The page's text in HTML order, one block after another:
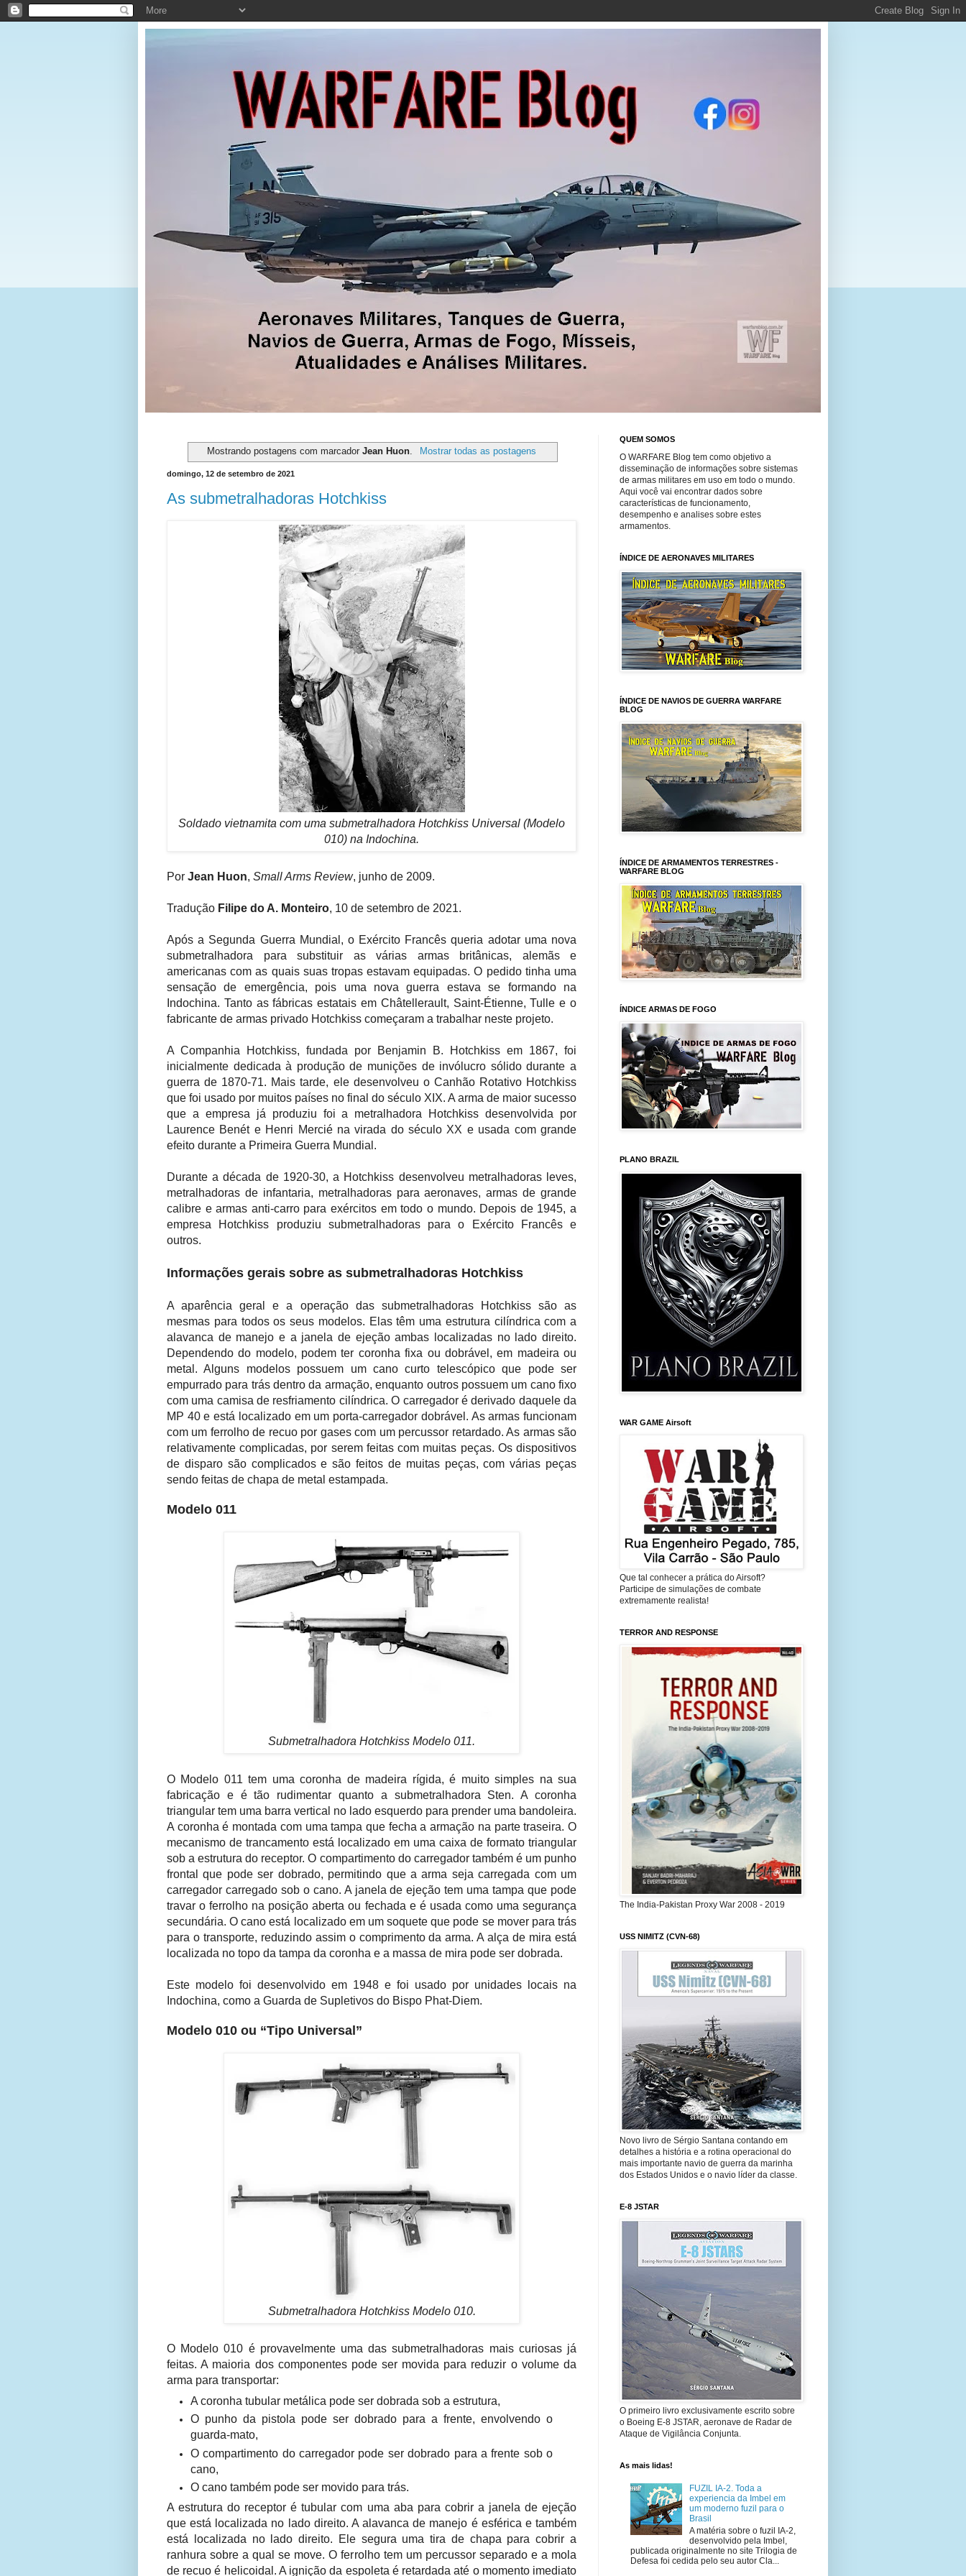
Mostrando postagens com marcadorJean Huon Mostrar todas as postagens
domingo, 12 de setembro de 2021
As submetralhadoras Hotchkiss
Soldado vietnamita com uma submetralhadora Hotchkiss Universal (Modelo
010) na Indochina.
Por Jean Huon, Small Arms Review, junho de 2009.
Tradução Filipe do A. Monteiro, 10 de setembro de 2021.
Após a Segunda Guerra Mundial, o Exército Francês queria adotar uma nova
submetralhadora para substituir as várias armas britânicas, alemãs e
americanas com as quais suas tropas estavam equipadas. O pedido tinha uma
sensação de emergência, pois uma nova guerra estava se formando na
Indochina. Tanto as fábricas estatais em Châtellerault, Saint-Étienne, Tulle e o
fabricante de armas privado Hotchkiss começaram a trabalhar neste projeto.
A Companhia Hotchkiss, fundada por Benjamin B. Hotchkiss em 1867, foi
inicialmente dedicada à produção de munições de invólucro sólido durante a
guerra de 1870-71. Mais tarde, ele desenvolveu o Canhão Rotativo Hotchkiss
que foi usado por muitos países no final do século XIX. A arma de maior sucesso
que a empresa já produziu foi a metralhadora Hotchkiss desenvolvida por
Laurence Benét e Henri Mercié na virada do século XX e usada com grande
efeito durante a Primeira Guerra Mundial.
Durante a década de 1920-30, a Hotchkiss desenvolveu metralhadoras leves,
metralhadoras de infantaria, metralhadoras para aeronaves, armas de grande
calibre e armas anti-carro para exércitos em todo o mundo. Depois de 1945, a
empresa Hotchkiss produziu submetralhadoras para o Exército Francês e
outros.
Informações gerais sobre as submetralhadoras Hotchkiss
A aparência geral e a operação das submetralhadoras Hotchkiss são as
mesmas para todos os seus modelos. Elas têm uma estrutura cilíndrica com a
alavanca de manejo e a janela de ejeção ambas localizadas no lado direito.
Dependendo do modelo, podem ter coronha fixa ou dobrável, em madeira ou
metal. Alguns modelos possuem um cano curto telescópico que pode ser
empurrado para trás dentro da armação, enquanto outros possuem um cano fixo
com uma camisa de resfriamento cilíndrica. O carregador é derivado daquele da
MP 40 e está localizado em um porta-carregador dobrável. As armas funcionam
com um ferrolho de recuo por gases com um percussor retardado. As armas são
relativamente complicadas, por serem feitas com muitas peças. Os dispositivos
de disparo são complicados e são feitos de muitas peças, com várias peças
sendo feitas de chapa de metal estampada.
Modelo 011
Submetralhadora Hotchkiss Modelo 011.
O Modelo 011 tem uma coronha de madeira rígida, é muito simples na sua
fabricação e é tão rudimentar quanto a submetralhadora Sten. A coronha
triangular tem uma barra vertical no lado esquerdo para prender uma bandoleira.
A coronha é montada com uma tampa que fecha a armação na parte traseira. O
mecanismo de trancamento está localizado em uma caixa de formato triangular
sob a estrutura do receptor. O compartimento do carregador também é um punho
frontal que pode ser dobrado, permitindo que a arma seja carregada com um
carregador carregado sob o cano. A janela de ejeção tem uma tampa que pode
travar o ferrolho na posição aberta ou fechada e é usada como uma segurança
secundária. O cano está localizado em um soquete que pode se mover para trás
para o transporte, reduzindo assim o comprimento da arma. A alça de mira está
localizada no topo da tampa da coronha e a massa de mira pode ser dobrada.
Este modelo foi desenvolvido em 1948 e foi usado por unidades locais na
Indochina, como a Guarda de Supletivos do Bispo Phat-Diem.
Modelo 010 ou “Tipo Universal”
Submetralhadora Hotchkiss Modelo 010.
O Modelo 010 é provavelmente uma das submetralhadoras mais curiosas já
feitas. A maioria dos componentes pode ser movida para reduzir o volume da
arma para transportar:
A coronha tubular metálica pode ser dobrada sob a estrutura,
O punho da pistola pode ser dobrado para a frente, envolvendo o
guarda-mato,
O compartimento do carregador pode ser dobrado para a frente sob o
cano,
O cano também pode ser movido para trás.
A estrutura do receptor é tubular com uma aba para cobrir a janela de ejeção
que está localizada no lado direito. A alavanca de manejo é esférica e também
está localizada no lado direito. Ele segura uma tira de chapa para cobrir a
ranhura sobre a qual se move. O ferrolho tem um percussor separado e a mola
de recuo é helicoidal. A ignição da espoleta é retardada até o momento imediato
QUEM SOMOS
O WARFARE Blog tem como objetivo a
disseminação de informações sobre sistemas
de armas militares em uso em todo o mundo.
Aqui você vai encontrar dados sobre
características de funcionamento,
desempenho e analises sobre estes
armamentos.
ÍNDICE DE AERONAVES MILITARES
ÍNDICE DE NAVIOS DE GUERRA WARFARE
BLOG
ÍNDICE DE ARMAMENTOS TERRESTRES -
WARFARE BLOG
ÍNDICE ARMAS DE FOGO
PLANO BRAZIL
WAR GAME Airsoft
Que tal conhecer a prática do Airsoft?
Participe de simulações de combate
extremamente realista!
TERROR AND RESPONSE
The India-Pakistan Proxy War 2008 - 2019
USS NIMITZ (CVN-68)
Novo livro de Sérgio Santana contando em
detalhes a história e a rotina operacional do
mais importante navio de guerra da marinha
dos Estados Unidos e o navio líder da classe.
E-8 JSTAR
O primeiro livro exclusivamente escrito sobre
o Boeing E-8 JSTAR, aeronave de Radar de
Ataque de Vigilância Conjunta.
As mais lidas!
FUZIL IA-2. Toda a
experiencia da Imbel em
um moderno fuzil para o
Brasil
A matéria sobre o fuzil IA-2,
desenvolvido pela Imbel,
publicada originalmente no site Trilogia de
Defesa foi cedida pelo seu autor Cla...